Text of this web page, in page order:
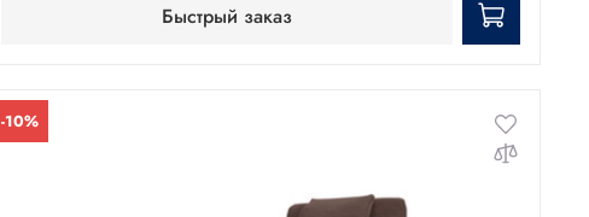
Быстрый заказ
-10%